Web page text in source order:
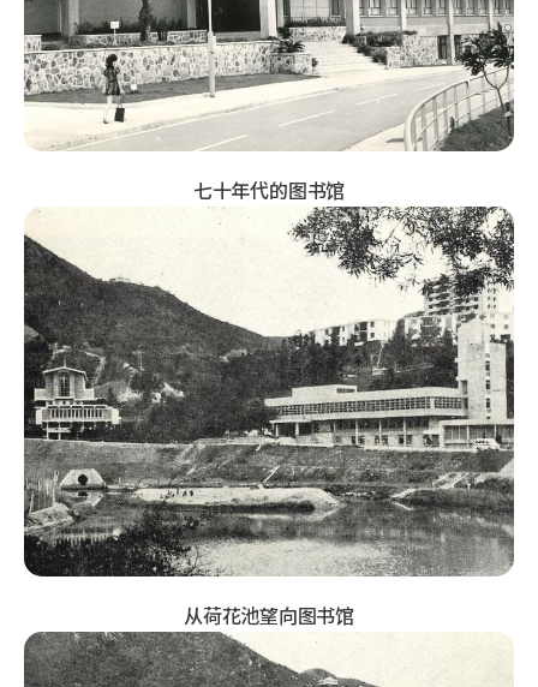
七十年代的图书馆
从荷花池望向图书馆